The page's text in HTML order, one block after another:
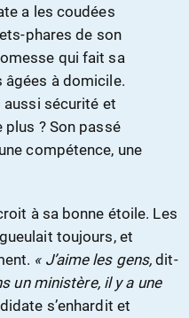
a les coudées
phares de son
qui fait sa
âgées à domicile.
aussi sécurité et
plus ? Son passé
compétence, une
à sa bonne étoile. Les
toujours, et
« J’aime les gens, dit-
un ministère, il y a une
s’enhardit et